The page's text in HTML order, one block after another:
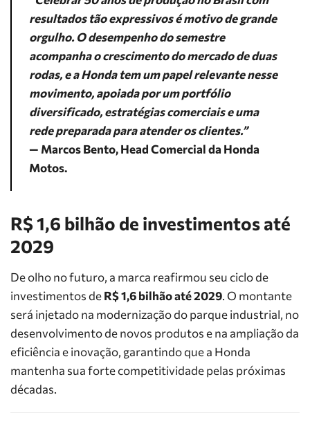
resultados tão expressivos é motivo de grande
orgulho. O desempenho do semestre
acompanha o crescimento do mercado de duas
rodas, e a Honda tem um papel relevante nesse
movimento, apoiada por um portfólio
diversificado, estratégias comerciais e uma
rede preparada para atender os clientes.”
— Marcos Bento, Head Comercial da Honda
Motos.
R$ 1,6 bilhão de investimentos até
2029
De olho no futuro, a marca reafirmou seu ciclo de
investimentos deR$ 1,6 bilhão até 2029. O montante
será injetado na modernização do parque industrial, no
desenvolvimento de novos produtos e na ampliação da
eficiência e inovação, garantindo que a Honda
mantenha sua forte competitividade pelas próximas
décadas.